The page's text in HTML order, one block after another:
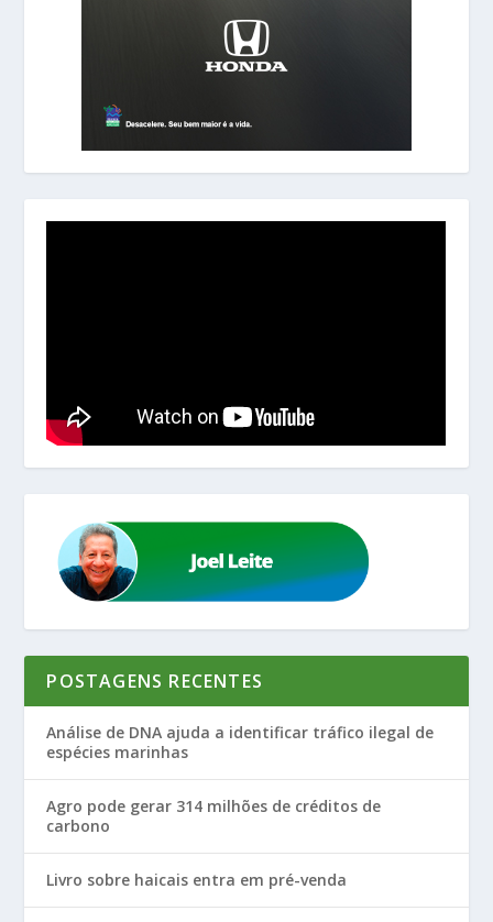
POSTAGENS RECENTES
Análise de DNA ajuda a identificar tráfico ilegal de
espécies marinhas
Agro pode gerar 314 milhões de créditos de
carbono
Livro sobre haicais entra em pré-venda